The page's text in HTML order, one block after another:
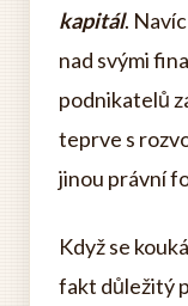
kapitál.
nad svými
podnikatelů
teprve s
jinou právní
Když se
fakt důležitý